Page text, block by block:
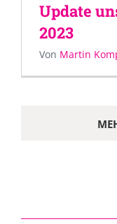
Update
2023
Von Martin